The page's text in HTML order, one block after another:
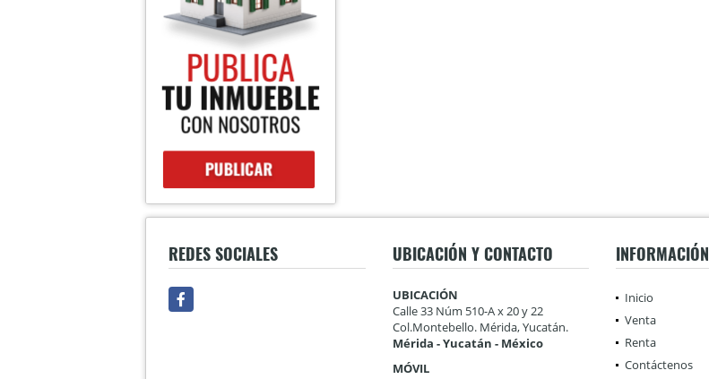
REDES SOCIALES
Facebook
UBICACIÓN Y CONTACTO
UBICACIÓN
Calle 33 Núm 510-A x 20 y 22
Col.Montebello. Mérida, Yucatán.
Mérida - Yucatán - México
MÓVIL
INFORMACIÓN
Inicio
Venta
Renta
Contáctenos